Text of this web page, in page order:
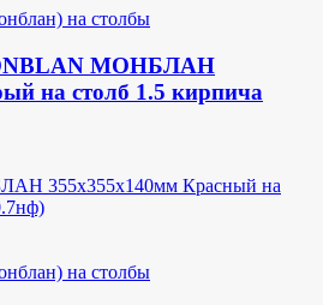
на столбы
МОНБЛАН
на столб 1.5 кирпича
на столбы